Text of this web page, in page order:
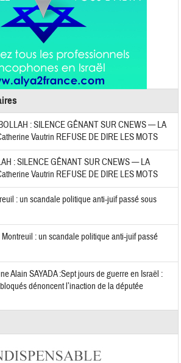
: SILENCE GÊNANT SUR CNEWS — LA
Vautrin REFUSE DE DIRE LES MOTS
: SILENCE GÊNANT SUR CNEWS — LA
Vautrin REFUSE DE DIRE LES MOTS
: un scandale politique anti-juif passé sous
Montreuil : un scandale politique anti-juif passé
Alain SAYADA :Sept jours de guerre en Israël :
dénoncent l’inaction de la députée